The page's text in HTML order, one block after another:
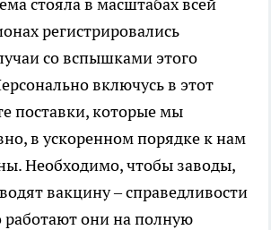
регистрировались
со вспышками этого
включусь в этот
поставки, которые мы
в ускоренном порядке к нам
Необходимо, чтобы заводы,
вакцину – справедливости
работают они на полную